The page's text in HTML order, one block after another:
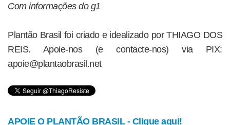
Com informações do g1
Plantão Brasil foi criado e idealizado por THIAGO DOS
REIS. Apoie-nos (e contacte-nos) via PIX:
apoie@plantaobrasil.net
APOIE O PLANTÃO BRASIL - Clique aqui!